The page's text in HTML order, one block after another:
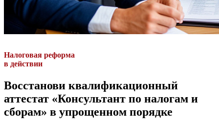
Налоговая реформа
в действии
Восстанови квалификационный
аттестат «Консультант по налогам и
сборам» в упрощенном порядке